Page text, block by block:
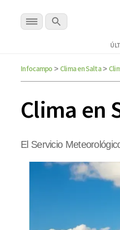
Infocampo > Clima en Salta>
Clima en
El Servicio